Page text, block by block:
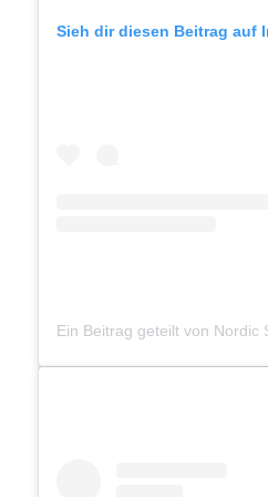
Sieh dir diesen Beitrag auf